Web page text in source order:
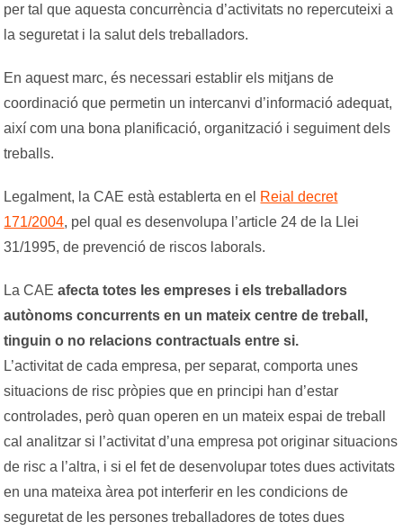
per tal que aquesta concurrència d’activitats no repercuteixi a
la seguretat i la salut dels treballadors.
En aquest marc, és necessari establir els mitjans de
coordinació que permetin un intercanvi d’informació adequat,
així com una bona planificació, organització i seguiment dels
treballs.
Legalment, la CAE està establerta en el Reial decret
171/2004, pel qual es desenvolupa l’article 24 de la Llei
31/1995, de prevenció de riscos laborals.
La CAEafecta totes les empreses i els treballadors
autònoms concurrents en un mateix centre de treball,
tinguin o no relacions contractuals entre si.
L’activitat de cada empresa, per separat, comporta unes
situacions de risc pròpies que en principi han d’estar
controlades, però quan operen en un mateix espai de treball
cal analitzar si l’activitat d’una empresa pot originar situacions
de risc a l’altra, i si el fet de desenvolupar totes dues activitats
en una mateixa àrea pot interferir en les condicions de
seguretat de les persones treballadores de totes dues